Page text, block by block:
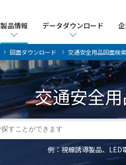
製品情報 データダウンロード
製品情報 データダウンロード
図面ダウンロード 交通安全用品図面検索
交通安全
例：視線誘導製品、LED